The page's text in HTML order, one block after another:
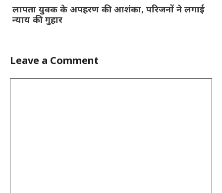
लापता युवक के अपहरण की आशंका, परिजनों ने लगाई
न्याय की गुहार
Leave a Comment